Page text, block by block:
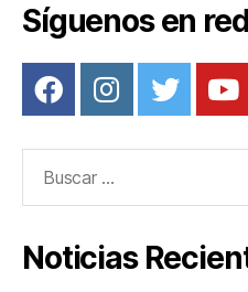
Síguenos en
Noticias